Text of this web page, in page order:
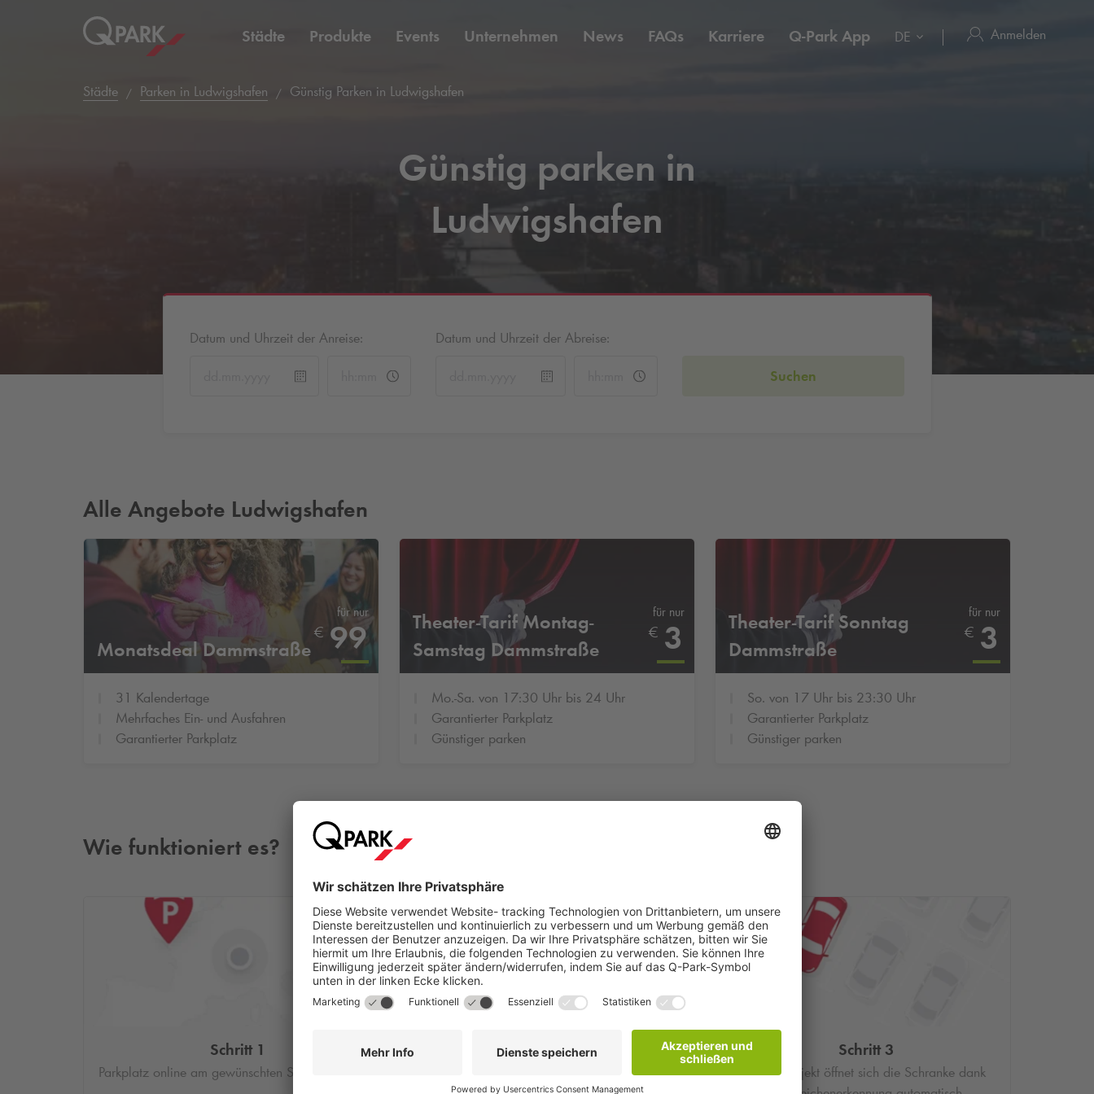
Städte Produkte Events Unternehmen News FAQs Karriere Q-Park App DE Anmelden
Städte Parken in Ludwigshafen Günstig Parken in Ludwigshafen
Günstig parken in
Ludwigshafen
Datum und Uhrzeit der Anreise: Datum und Uhrzeit der Abreise:
Suchen
Alle Angebote Ludwigshafen
Monatsdeal Dammstraße
für nur
€ 99
31 Kalendertage
Mehrfaches Ein- und Ausfahren
Garantierter Parkplatz
Theater-Tarif Montag-
Samstag Dammstraße
für nur
€ 3
Mo.-Sa. von 17:30 Uhr bis 24 Uhr
Garantierter Parkplatz
Günstiger parken
Theater-Tarif Sonntag
Dammstraße
für nur
€ 3
So. von 17 Uhr bis 23:30 Uhr
Garantierter Parkplatz
Günstiger parken
Wie funktioniert es?
Schritt 1
Parkplatz online am gewünschten Standort buchen
Schritt 2
Sie erhalten innerhalb weniger Minuten eine
Schritt 3
Im Parkobjekt öffnet sich die Schranke dank